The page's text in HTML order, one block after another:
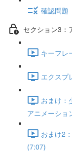
確認問題
セクション3：
キーフレ
エクスプ
おまけ：
アニメーショ
おまけ2
(7:07)